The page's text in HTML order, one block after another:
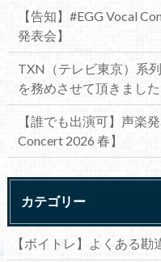
【告知】#EGG Vocal
発表会】
TXN（テレビ東京）系
を務めさせて頂きました
【誰でも出演可】声楽
Concert 2026 春】
カテゴリー
【ボイトレ】よくある勘